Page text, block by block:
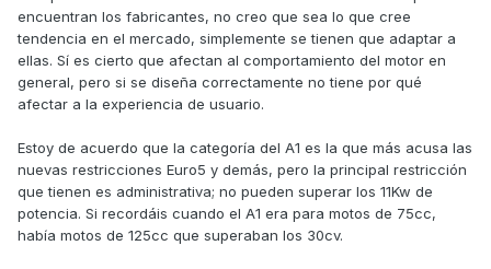
encuentran los fabricantes, no creo que sea lo que cree
tendencia en el mercado, simplemente se tienen que adaptar a
ellas. Sí es cierto que afectan al comportamiento del motor en
general, pero si se diseña correctamente no tiene por qué
afectar a la experiencia de usuario.
Estoy de acuerdo que la categoría del A1 es la que más acusa las
nuevas restricciones Euro5 y demás, pero la principal restricción
que tienen es administrativa; no pueden superar los 11Kw de
potencia. Si recordáis cuando el A1 era para motos de 75cc,
había motos de 125cc que superaban los 30cv.